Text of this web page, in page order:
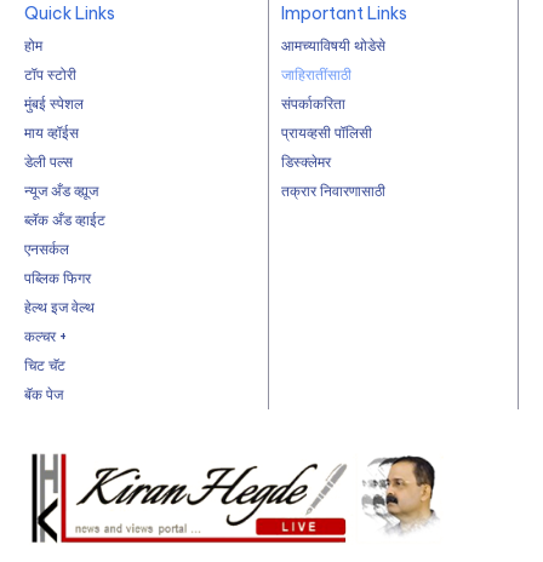
Quick Links
होम
टॉप स्टोरी
मुंबई स्पेशल
माय व्हॉईस
डेली पल्स
न्यूज अँड व्ह्यूज
ब्लॅक अँड व्हाईट
एनसर्कल
पब्लिक फिगर
हेल्थ इज वेल्थ
कल्चर +
चिट चॅट
बॅक पेज
Important Links
आमच्याविषयी थोडेसे
जाहिरातींसाठी
संपर्काकरिता
प्रायव्हसी पॉलिसी
डिस्क्लेमर
तक्रार निवारणासाठी